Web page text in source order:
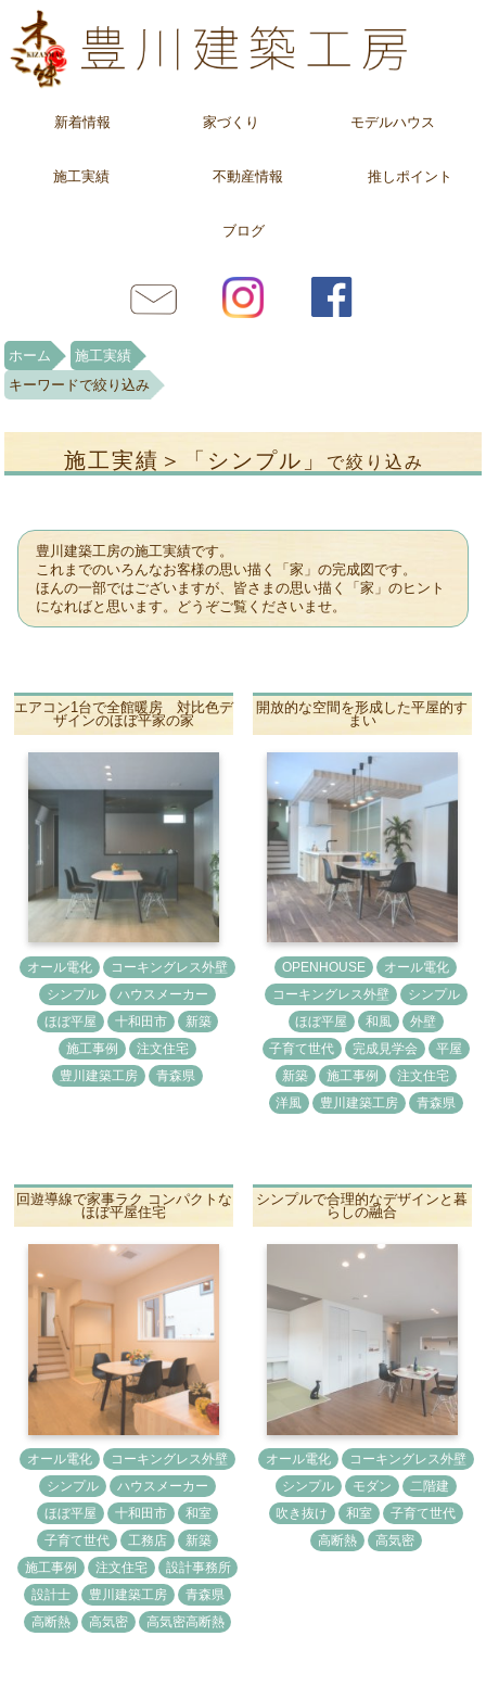
新着情報 家づくり モデルハウス
施工実績 不動産情報 推しポイント
ブログ
ホーム
施工実績
キーワードで絞り込み
施工実績＞「シンプル」 で絞り込み
豊川建築工房の施工実績です。
これまでのいろんなお客様の思い描く「家」の完成図です。
ほんの一部ではございますが、皆さまの思い描く「家」のヒント
になればと思います。どうぞご覧くださいませ。
エアコン1台で全館暖房 対比色デ
ザインのほぼ平家の家
オール電化 コーキングレス外壁
シンプル ハウスメーカー
ほぼ平屋 十和田市 新築
施工事例 注文住宅
豊川建築工房 青森県
開放的な空間を形成した平屋的す
まい
OPENHOUSE オール電化
コーキングレス外壁 シンプル
ほぼ平屋 和風 外壁
子育て世代 完成見学会 平屋
新築 施工事例 注文住宅
洋風 豊川建築工房 青森県
回遊導線で家事ラク コンパクトな
ほぼ平屋住宅
オール電化 コーキングレス外壁
シンプル ハウスメーカー
ほぼ平屋 十和田市 和室
子育て世代 工務店 新築
施工事例 注文住宅 設計事務所
設計士 豊川建築工房 青森県
高断熱 高気密 高気密高断熱
シンプルで合理的なデザインと暮
らしの融合
オール電化 コーキングレス外壁
シンプル モダン 二階建
吹き抜け 和室 子育て世代
高断熱 高気密